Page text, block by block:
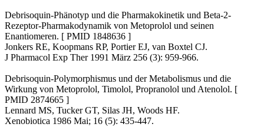
Debrisoquin-Phänotyp und die Pharmakokinetik und Beta-2-
Rezeptor-Pharmakodynamik von Metoprolol und seinen
Enantiomeren. [ PMID 1848636 ]
Jonkers RE, Koopmans RP, Portier EJ, van Boxtel CJ.
J Pharmacol Exp Ther 1991 März 256 (3): 959-966.
Debrisoquin-Polymorphismus und der Metabolismus und die
Wirkung von Metoprolol, Timolol, Propranolol und Atenolol. [
PMID 2874665 ]
Lennard MS, Tucker GT, Silas JH, Woods HF.
Xenobiotica 1986 Mai; 16 (5): 435-447.